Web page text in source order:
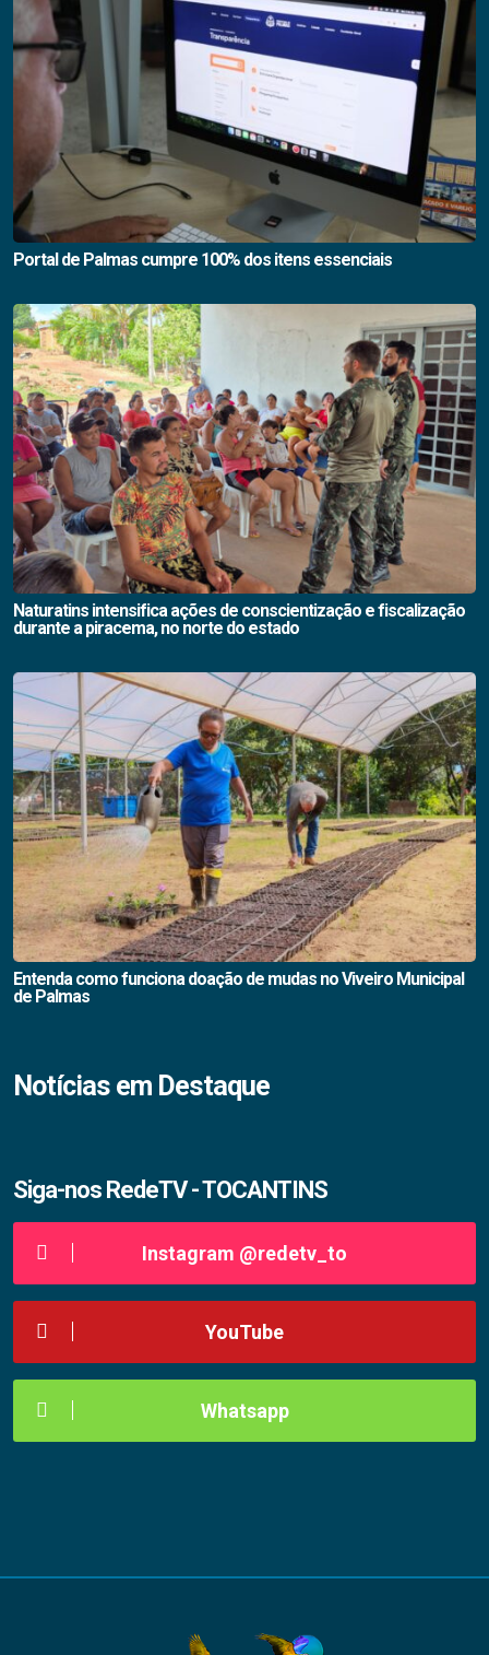
Portal de Palmas cumpre 100% dos itens essenciais
Naturatins intensifica ações de conscientização e fiscalização
durante a piracema, no norte do estado
Entenda como funciona doação de mudas no Viveiro Municipal
de Palmas
Notícias em Destaque
Siga-nos RedeTV - TOCANTINS
Instagram @redetv_to
YouTube
Whatsapp